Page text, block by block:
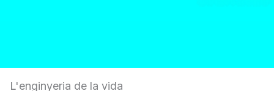
L'enginyeria de la vida